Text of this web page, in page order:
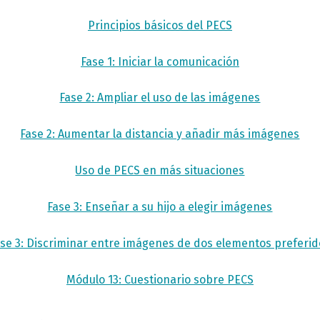
Principios básicos del PECS
Fase 1: Iniciar la comunicación
Fase 2: Ampliar el uso de las imágenes
Fase 2: Aumentar la distancia y añadir más imágenes
Uso de PECS en más situaciones
Fase 3: Enseñar a su hijo a elegir imágenes
3: Discriminar entre imágenes de dos elementos
Módulo 13: Cuestionario sobre PECS